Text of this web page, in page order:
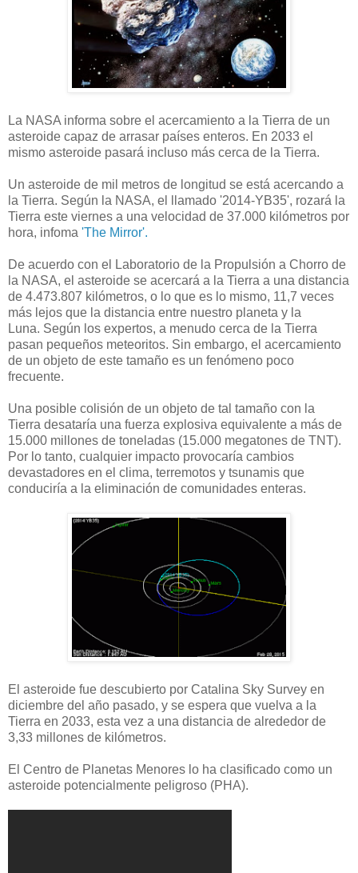
La NASA informa sobre el acercamiento a la Tierra de un
asteroide capaz de arrasar países enteros. En 2033 el
mismo asteroide pasará incluso más cerca de la Tierra.
Un asteroide de mil metros de longitud se está acercando a
la Tierra. Según la NASA, el llamado '2014-YB35', rozará la
Tierra este viernes a una velocidad de 37.000 kilómetros por
hora, infoma 'The Mirror'.
De acuerdo con el Laboratorio de la Propulsión a Chorro de
la NASA, el asteroide se acercará a la Tierra a una distancia
de 4.473.807 kilómetros, o lo que es lo mismo, 11,7 veces
más lejos que la distancia entre nuestro planeta y la
Luna. Según los expertos, a menudo cerca de la Tierra
pasan pequeños meteoritos. Sin embargo, el acercamiento
de un objeto de este tamaño es un fenómeno poco
frecuente.
Una posible colisión de un objeto de tal tamaño con la
Tierra desataría una fuerza explosiva equivalente a más de
15.000 millones de toneladas (15.000 megatones de TNT).
Por lo tanto, cualquier impacto provocaría cambios
devastadores en el clima, terremotos y tsunamis que
conduciría a la eliminación de comunidades enteras.
El asteroide fue descubierto por Catalina Sky Survey en
diciembre del año pasado, y se espera que vuelva a la
Tierra en 2033, esta vez a una distancia de alrededor de
3,33 millones de kilómetros.
El Centro de Planetas Menores lo ha clasificado como un
asteroide potencialmente peligroso (PHA).